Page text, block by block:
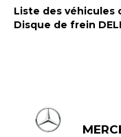
Liste des véhicules
Disque de frein